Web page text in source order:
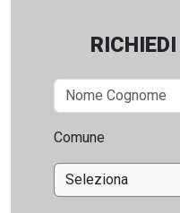
Comune